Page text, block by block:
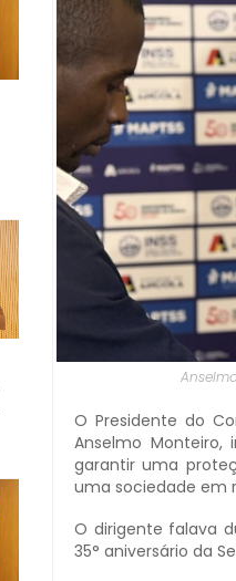
O Presidente do
Anselmo
garantir uma
uma sociedade em
O dirigente falava
35° aniversário da